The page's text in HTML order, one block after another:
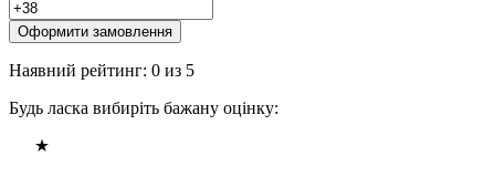
Оформити замовлення
Наявний рейтинг: 0 из 5
Будь ласка вибиріть бажану оцінку: